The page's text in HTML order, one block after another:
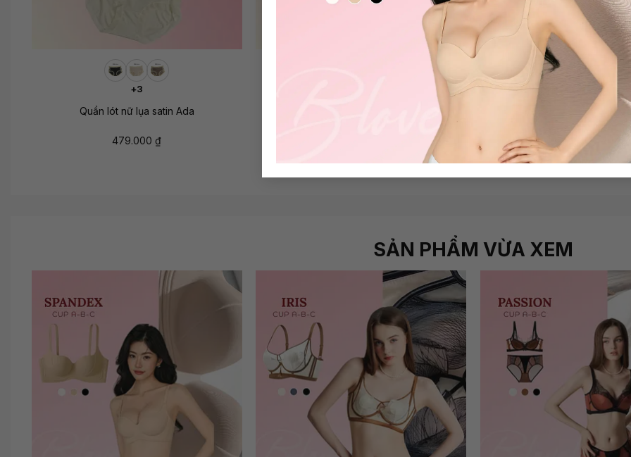
+3
Quần lót nữ lụa satin Ada
479.000₫
Quần lót nữ ren siêu mỏng nhẹ, xuyên
Quần lót nữ ren chất vải lanh
Nansy
399.000
SẢN PHẨM VỪA XEM